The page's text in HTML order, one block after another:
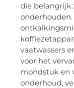
die belangrijk
vaatwassers
voor het
mondstuk en
onderhoud,